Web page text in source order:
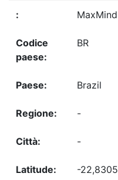
MaxMind
BR
Brazil
-
-
-22,8305